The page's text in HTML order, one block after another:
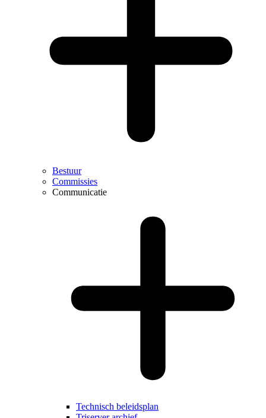
Bestuur
Commissies
Communicatie
Technisch beleidsplan